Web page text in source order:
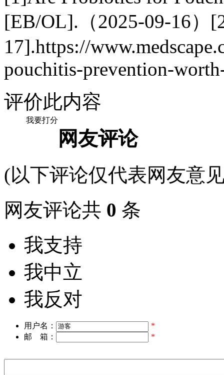
[EB/OL].（2025-09-16）
17].https://
pouchitis-prevention-
评价此内容
我要打分
网友评论
(以下评论仅代表网友意
网友评论共 0 条
我支持
我中立
我反对
用户名：
*
邮 箱：
*